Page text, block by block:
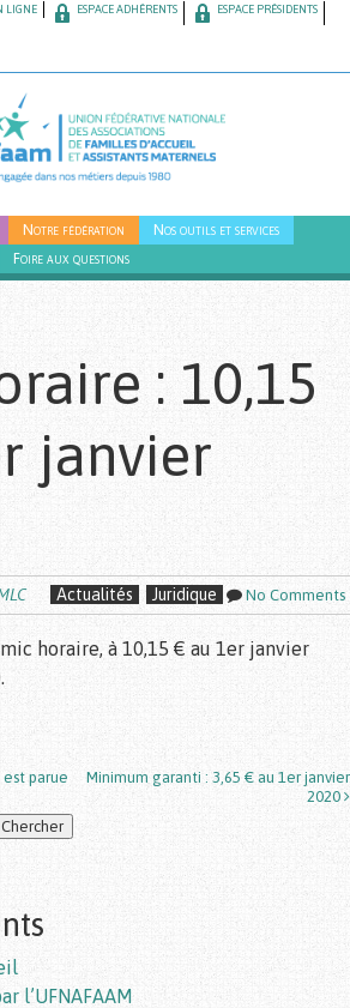
LIGNE ESPACE ADHÉRENTS ESPACE PRÉSIDENTS
Notre fédération
Nos outils et services
Foire aux questions
: 10,15
janvier
Actualités Juridique No Comments
horaire, à 10,15 € au 1er janvier
parue
Minimum garanti : 3,65 € au 1er janvier
2020
l’UFNAFAAM